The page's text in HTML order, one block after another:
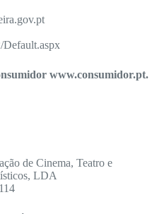
www.consumidor.pt.
de Cinema, Teatro e
LDA